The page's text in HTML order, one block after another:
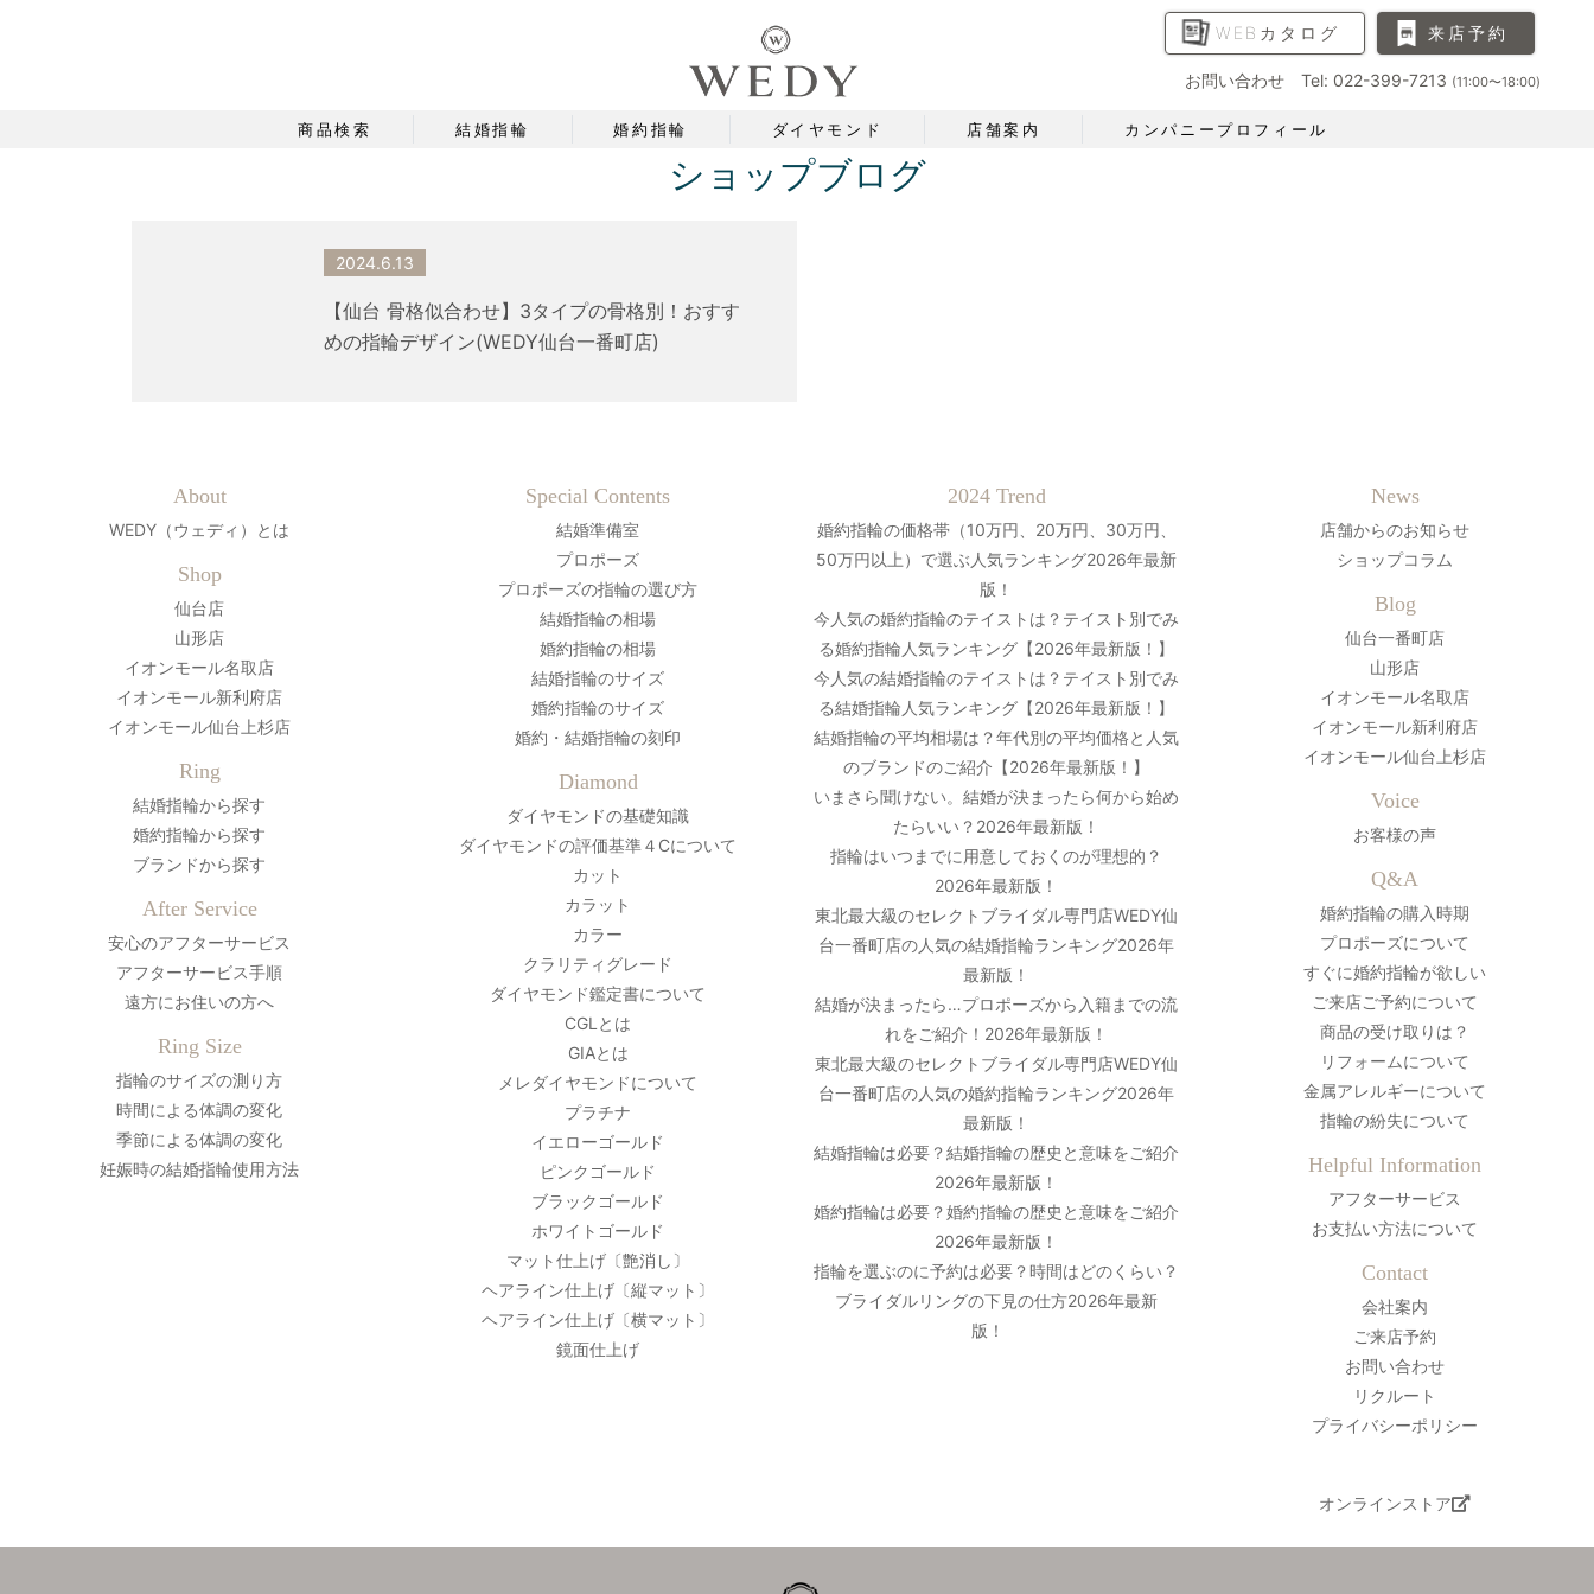
WEBカタログ 来店予約
お問い合わせ Tel: 022-399-7213 (11:00〜18:00)
商品検索 結婚指輪 婚約指輪 ダイヤモンド 店舗案内 カンパニープロフィール
ショップブログ
2024.6.13
【仙台 骨格似合わせ】3タイプの骨格別！おすす
めの指輪デザイン(WEDY仙台一番町店)
About
WEDY（ウェディ）とは
Shop
仙台店
山形店
イオンモール名取店
イオンモール新利府店
イオンモール仙台上杉店
Ring
結婚指輪から探す
婚約指輪から探す
ブランドから探す
After Service
安心のアフターサービス
アフターサービス手順
遠方にお住いの方へ
Ring Size
指輪のサイズの測り方
時間による体調の変化
季節による体調の変化
妊娠時の結婚指輪使用方法
Special Contents
結婚準備室
プロポーズ
プロポーズの指輪の選び方
結婚指輪の相場
婚約指輪の相場
結婚指輪のサイズ
婚約指輪のサイズ
婚約・結婚指輪の刻印
Diamond
ダイヤモンドの基礎知識
ダイヤモンドの評価基準４Cについて
カット
カラット
カラー
クラリティグレード
ダイヤモンド鑑定書について
CGLとは
GIAとは
メレダイヤモンドについて
プラチナ
イエローゴールド
ピンクゴールド
ブラックゴールド
ホワイトゴールド
マット仕上げ〔艶消し〕
ヘアライン仕上げ〔縦マット〕
ヘアライン仕上げ〔横マット〕
鏡面仕上げ
2024 Trend
婚約指輪の価格帯（10万円、20万円、30万円、
50万円以上）で選ぶ人気ランキング2026年最新
版！
今人気の婚約指輪のテイストは？テイスト別でみ
る婚約指輪人気ランキング【2026年最新版！】
今人気の結婚指輪のテイストは？テイスト別でみ
る結婚指輪人気ランキング【2026年最新版！】
結婚指輪の平均相場は？年代別の平均価格と人気
のブランドのご紹介【2026年最新版！】
いまさら聞けない。結婚が決まったら何から始め
たらいい？2026年最新版！
指輪はいつまでに用意しておくのが理想的？
2026年最新版！
東北最大級のセレクトブライダル専門店WEDY仙
台一番町店の人気の結婚指輪ランキング2026年
最新版！
結婚が決まったら…プロポーズから入籍までの流
れをご紹介！2026年最新版！
東北最大級のセレクトブライダル専門店WEDY仙
台一番町店の人気の婚約指輪ランキング2026年
最新版！
結婚指輪は必要？結婚指輪の歴史と意味をご紹介
2026年最新版！
婚約指輪は必要？婚約指輪の歴史と意味をご紹介
2026年最新版！
指輪を選ぶのに予約は必要？時間はどのくらい？
ブライダルリングの下見の仕方2026年最新
版！
News
店舗からのお知らせ
ショップコラム
Blog
仙台一番町店
山形店
イオンモール名取店
イオンモール新利府店
イオンモール仙台上杉店
Voice
お客様の声
Q&A
婚約指輪の購入時期
プロポーズについて
すぐに婚約指輪が欲しい
ご来店ご予約について
商品の受け取りは？
リフォームについて
金属アレルギーについて
指輪の紛失について
Helpful Information
アフターサービス
お支払い方法について
Contact
会社案内
ご来店予約
お問い合わせ
リクルート
プライバシーポリシー
オンラインストア